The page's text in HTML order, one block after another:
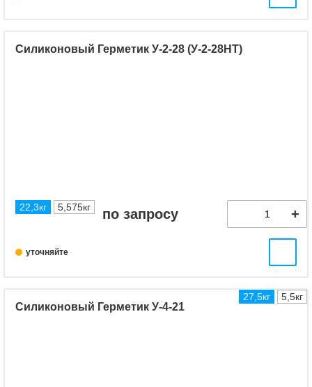
Силиконовый Герметик У-2-28 (У-2-28НТ)
уточняйте
22,3кг 5,575кг по запросу
Силиконовый Герметик У-4-21
27,5кг 5,5кг